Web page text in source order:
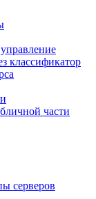
классификатор
части
серверов